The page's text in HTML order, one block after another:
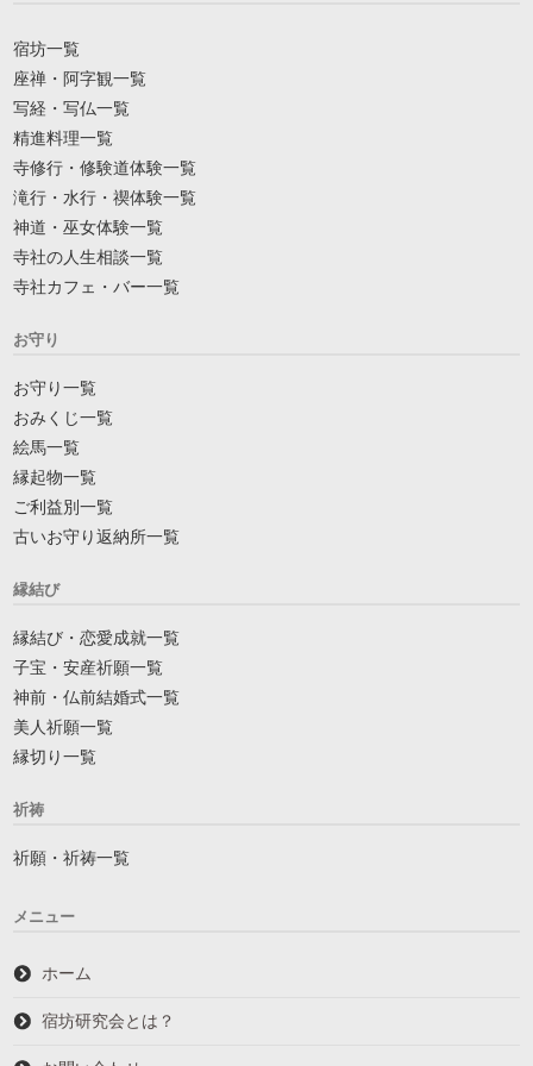
宿坊一覧
座禅・阿字観一覧
写経・写仏一覧
精進料理一覧
寺修行・修験道体験一覧
滝行・水行・禊体験一覧
神道・巫女体験一覧
寺社の人生相談一覧
寺社カフェ・バー一覧
お守り
お守り一覧
おみくじ一覧
絵馬一覧
縁起物一覧
ご利益別一覧
古いお守り返納所一覧
縁結び
縁結び・恋愛成就一覧
子宝・安産祈願一覧
神前・仏前結婚式一覧
美人祈願一覧
縁切り一覧
祈祷
祈願・祈祷一覧
メニュー
ホーム
宿坊研究会とは？